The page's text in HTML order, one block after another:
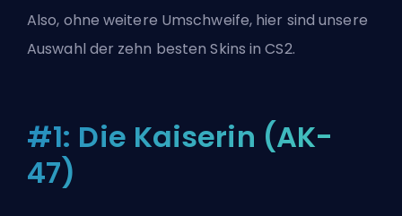
Also, ohne weitere Umschweife, hier sind unsere
Auswahl der zehn besten Skins in CS2.
#1: Die Kaiserin (AK-
47)